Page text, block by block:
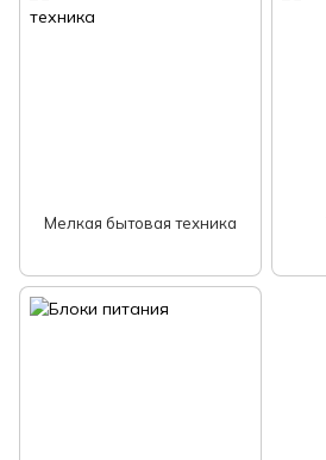
Мелкая бытовая техника